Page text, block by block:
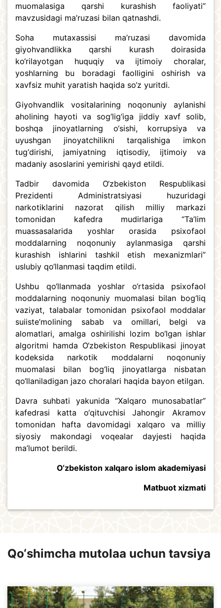
muomalasiga qarshi kurashish faoliyati”
mavzusidagi ma’ruzasi bilan qatnashdi.
Soha mutaxassisi ma’ruzasi davomida
giyohvandlikka qarshi kurash doirasida
ko‘rilayotgan huquqiy va ijtimoiy choralar,
yoshlarning bu boradagi faolligini oshirish va
xavfsiz muhit yaratish haqida so‘z yuritdi.
Giyohvandlik vositalarining noqonuniy aylanishi
aholining hayoti va sog‘lig‘iga jiddiy xavf solib,
boshqa jinoyatlarning o‘sishi, korrupsiya va
uyushgan jinoyatchilikni tarqalishiga imkon
tug‘dirishi, jamiyatning iqtisodiy, ijtimoiy va
madaniy asoslarini yemirishi qayd etildi.
Tadbir davomida O‘zbekiston Respublikasi
Prezidenti Administratsiyasi huzuridagi
narkotiklarini nazorat qilish milliy markazi
tomonidan kafedra mudirlariga “Ta’lim
muassasalarida yoshlar orasida psixofaol
moddalarning noqonuniy aylanmasiga qarshi
kurashish ishlarini tashkil etish mexanizmlari”
uslubiy qo‘llanmasi taqdim etildi.
Ushbu qo‘llanmada yoshlar o‘rtasida psixofaol
moddalarning noqonuniy muomalasi bilan bog‘liq
vaziyat, talabalar tomonidan psixofaol moddalar
suiiste’molining sabab va omillari, belgi va
alomatlari, amalga oshirilishi lozim bo‘lgan ishlar
algoritmi hamda O‘zbekiston Respublikasi jinoyat
kodeksida narkotik moddalarni noqonuniy
muomalasi bilan bog‘liq jinoyatlarga nisbatan
qo‘llaniladigan jazo choralari haqida bayon etilgan.
Davra suhbati yakunida “Xalqaro munosabatlar”
kafedrasi katta o‘qituvchisi Jahongir Akramov
tomonidan hafta davomidagi xalqaro va milliy
siyosiy makondagi voqealar dayjesti haqida
ma’lumot berildi.
O‘zbekiston xalqaro islom akademiyasi
Matbuot xizmati
Qo‘shimcha mutolaa uchun tavsiya